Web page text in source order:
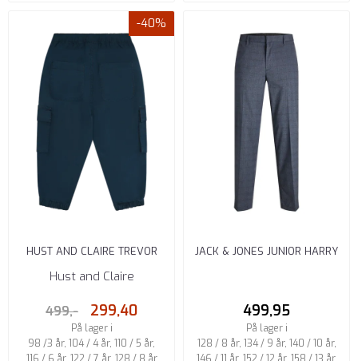
-40%
HUST AND CLAIRE TREVOR
CARGOBUKSE BLUES
Hust and Claire
499,- 299,40
På lager i
98 /3 år, 104 / 4 år, 110 / 5 år,
116 / 6 år, 122 / 7 år, 128 / 8 år
JACK & JONES JUNIOR HARRY
499,95
På lager i
128 / 8 år, 134 / 9 år, 140 / 10 år,
146 / 11 år, 152 / 12 år, 158 / 13 år,